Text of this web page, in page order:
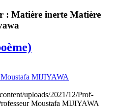
: Matière inerte Matière
Moustafa MIJIYAWA
uploads/2021/12/Prof-
Moustafa MIJIYAWA